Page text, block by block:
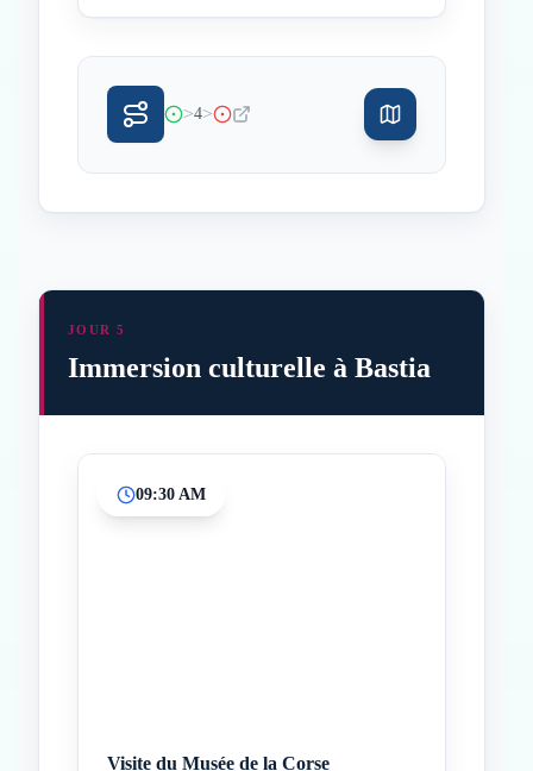
>4>
JOUR 5
Immersion culturelle à Bastia
09:30 AM
Visite du Musée de la Corse